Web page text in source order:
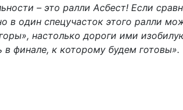
– это ралли Асбест! Если
в один спецучасток этого ралли
настолько дороги ими
в финале, к которому будем готовы».